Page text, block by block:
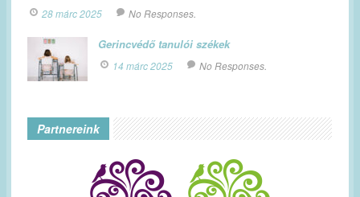
28 márc 2025 No Responses.
Gerincvédő tanulói székek
14 márc 2025 No Responses.
Partnereink